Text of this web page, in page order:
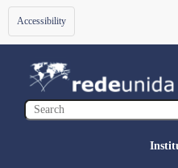
Toggle
navigation
Accessibility